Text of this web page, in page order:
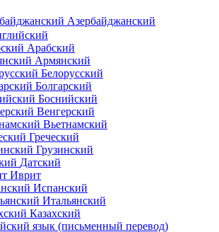
Азербайджанский
Арабский
Армянский
Белорусский
Болгарский
Боснийский
Венгерский
Вьетнамский
Греческий
Грузинский
Датский
Иврит
Испанский
Итальянский
Казахский